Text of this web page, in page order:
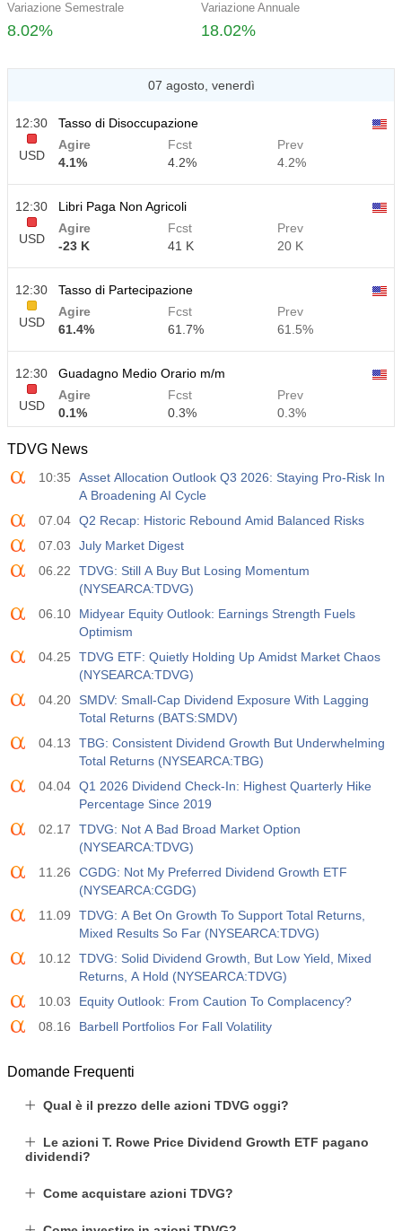
Variazione Semestrale
8.02%
Variazione Annuale
18.02%
07 agosto, venerdì
12:30
USD
Tasso di Disoccupazione
Agire
4.1%
Fcst
4.2%
Prev
4.2%
12:30
USD
Libri Paga Non Agricoli
Agire
-23 K
Fcst
41 K
Prev
20 K
12:30
USD
Tasso di Partecipazione
Agire
61.4%
Fcst
61.7%
Prev
61.5%
12:30
USD
Guadagno Medio Orario m/m
Agire
0.1%
Fcst
0.3%
Prev
0.3%
12:30
Guadagno Medio Orario a/a
Agire
3.2%
Fcst
3.5%
Prev
12:30
USD
Libri Paga Privati Non Agricoli
30 K
40 K
30 K
12:30
USD
Tasso di Disoccupazione U6
7.9%
7.9%
7.9%
17:00
USD
Baker Hughes CONTEGGIO DELLE PIATTAFORME
PETROLIFERE STATUNITENSI
Agire
454
Fcst
Prev
USD
Baker Hughes US Total Rig Count
Agire
Fcst
Prev
USD
Credito al Consumo Fed m/m
Agire
$​14.17 B
Fcst
$​11.44 B
Prev
$​-1.08 B
USD
CFTC Oro Posizioni Nette Non Commerciali
197.6 K
182.1 K
Agire
19:30
CFTC S&amp;P 500 Posizioni Nette Non Commerciali
Agire
19:30
TDVG News
10:35
Asset Allocation Outlook Q3 2026: Staying Pro-Risk In
A Broadening AI Cycle
07.04 Q2 Recap: Historic Rebound Amid Balanced Risks
07.03
July Market Digest
06.22
TDVG: Still A Buy But Losing Momentum
(NYSEARCA:TDVG)
06.10
Midyear Equity Outlook: Earnings Strength Fuels
Optimism
04.25
TDVG ETF: Quietly Holding Up Amidst Market Chaos
(NYSEARCA:TDVG)
04.20
SMDV: Small-Cap Dividend Exposure With Lagging
Total Returns (BATS:SMDV)
04.13
TBG: Consistent Dividend Growth But Underwhelming
Total Returns (NYSEARCA:TBG)
04.04 Q1 2026 Dividend Check-In: Highest Quarterly Hike
Percentage Since 2019
02.17
TDVG: Not A Bad Broad Market Option
(NYSEARCA:TDVG)
11.26
CGDG: Not My Preferred Dividend Growth ETF
(NYSEARCA:CGDG)
11.09
TDVG: A Bet On Growth To Support Total Returns,
Mixed Results So Far (NYSEARCA:TDVG)
10.12
TDVG: Solid Dividend Growth, But Low Yield, Mixed
Returns, A Hold (NYSEARCA:TDVG)
10.03
Equity Outlook: From Caution To Complacency?
08.16
Barbell Portfolios For Fall Volatility
Domande Frequenti
Qual è il prezzo delle azioni TDVG oggi?
Le azioni T. Rowe Price Dividend Growth ETF pagano
dividendi?
Come acquistare azioni TDVG?